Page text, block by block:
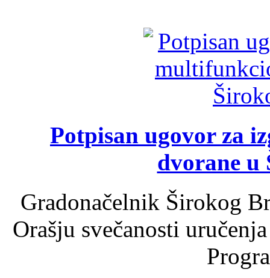
Potpisan ugovor za
dvorane u
Gradonačelnik Širokog
Orašju svečanosti